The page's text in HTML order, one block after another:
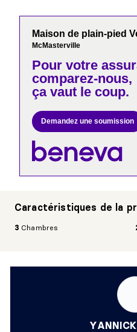
Maison de plain-pied
McMasterville
Pour votre
comparez-nous,
ça vaut le coup.
Demandez une soumission
Caractéristiques de la
3 Chambres